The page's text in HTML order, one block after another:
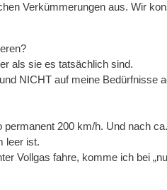
Verkümmerungen aus. Wir
als sie es tatsächlich sind.
NICHT auf meine Bedürfnisse
200 km/h. Und nach
leer ist.
Vollgas fahre, komme ich bei